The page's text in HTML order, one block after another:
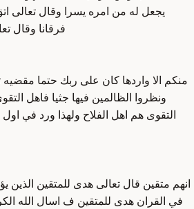
يجعل له من امره يسرا وقال تعالى
فرقانا وقال
منكم الا واردها كان على ربك حتما مقضيه
ونظروا الظالمين فيها جثيا فاهل
التقوى هم اهل الفلاح ولهذا ورد في
انهم متقين قال تعالى هدى للمتقين الذين
في القران هدى للمتقين ف اسال الله